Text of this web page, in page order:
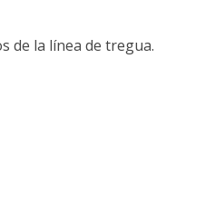
de la línea de tregua.